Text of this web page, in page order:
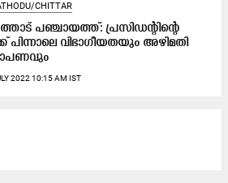
CHITTAR
പഞ്ചായത്ത്: പ്രസിഡന്റിന്റെ
പിന്നാലെ വിഭാഗീയതയും അഴിമതി
2022 10:15 AM IST